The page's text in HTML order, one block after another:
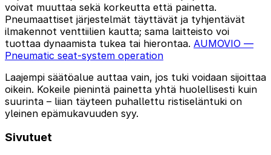
voivat muuttaa sekä korkeutta että painetta.
Pneumaattiset järjestelmät täyttävät ja tyhjentävät
ilmakennot venttiilien kautta; sama laitteisto voi
tuottaa dynaamista tukea tai hierontaa. AUMOVIO —
Pneumatic seat-system operation
Laajempi säätöalue auttaa vain, jos tuki voidaan sijoittaa
oikein. Kokeile pienintä painetta yhtä huolellisesti kuin
suurinta – liian täyteen puhallettu ristiseläntuki on
yleinen epämukavuuden syy.
Sivutuet